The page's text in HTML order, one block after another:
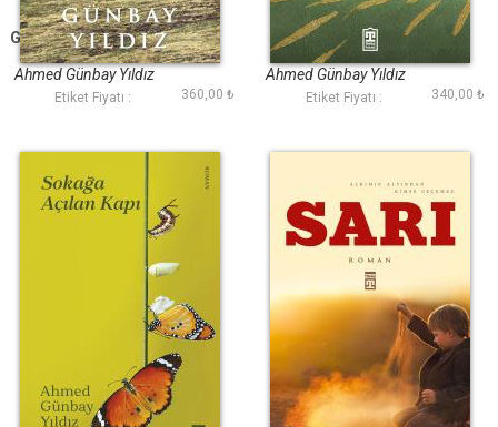
Gurbeti Ben Yaşadım
Ahmed Günbay Yıldız
Etiket Fiyatı : 360,00 ₺
Ekinler Yeşerdikçe
Ahmed Günbay Yıldız
Etiket Fiyatı : 340,00 ₺